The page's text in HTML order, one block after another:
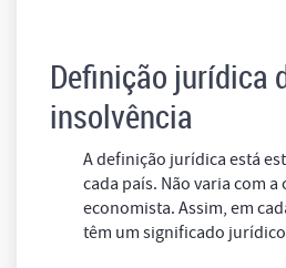
Definição jurídica
insolvência
A definição jurídica está
cada país. Não varia com
economista. Assim, em
têm um significado